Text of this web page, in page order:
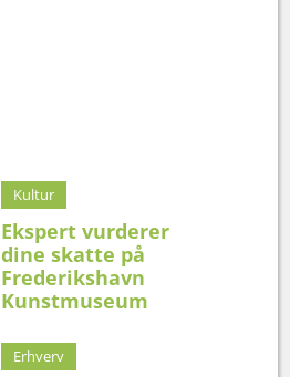
Kultur
Ekspert vurderer
dine skatte på
Frederikshavn
Kunstmuseum
Erhverv